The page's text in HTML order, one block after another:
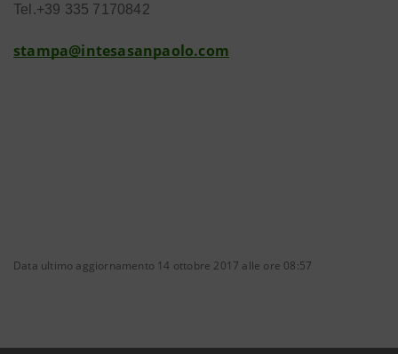
Tel.+39 335 7170842
stampa@intesasanpaolo.com
Data ultimo aggiornamento 14 ottobre 2017 alle ore 08:57